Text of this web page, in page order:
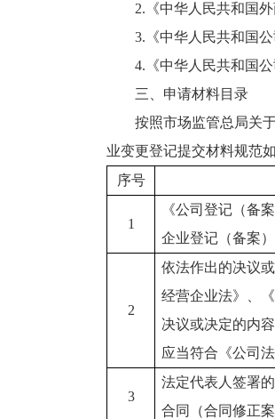
2.《中华人民共和国
3.《中华人民共和国
4.《中华人民共和国
三、申请材料目录
按照市场监管总局关
业变更登记提交材料规范如
序号
1
《公司登记（备
企业登记（备案
2
依法作出的决议
经营企业法》、
决议或决定的内
应当符合《公司
3
法定代表人签署
合同（合同修正